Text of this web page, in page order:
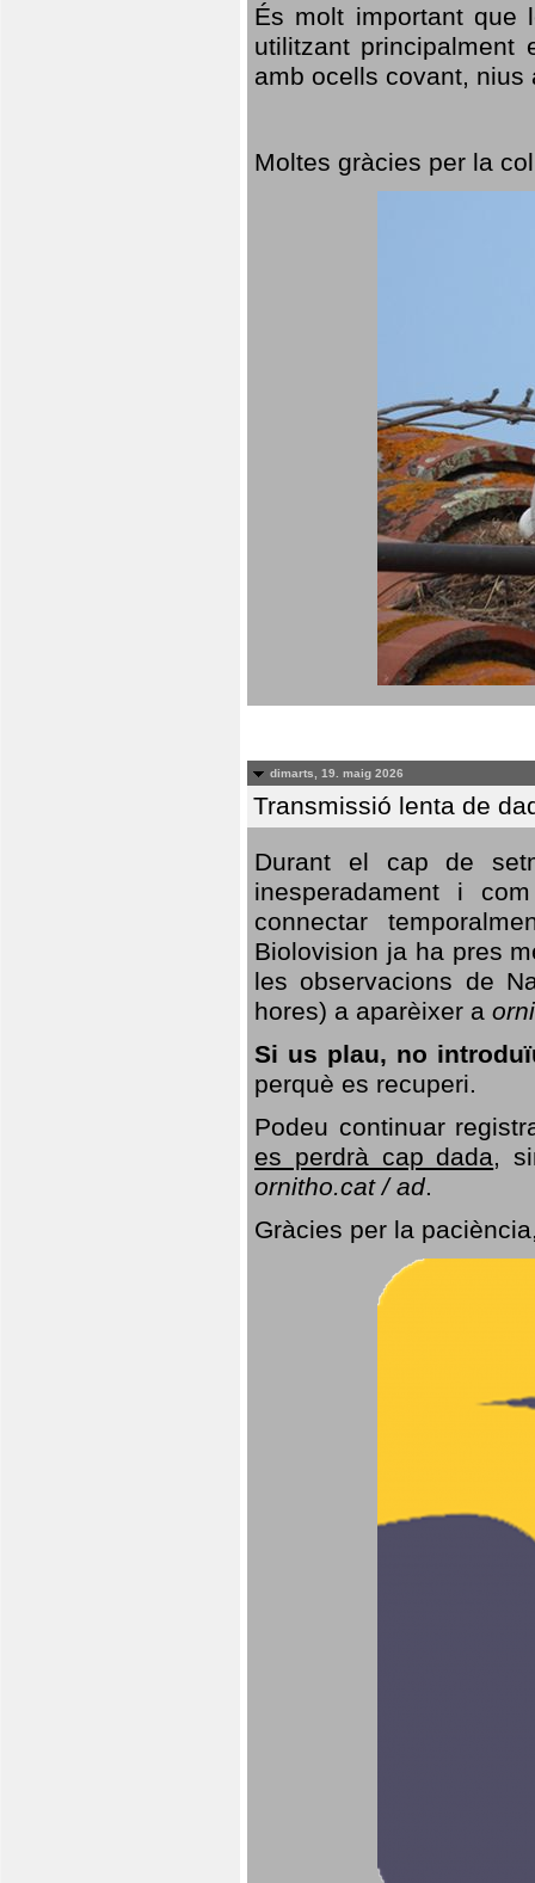
És molt important que
utilitzant
amb ocells covant,
Moltes gràcies per la
dimarts, 19. maig 2026
Transmissió lenta de
Durant el cap de
inesperadament i
connectar
Biolovision ja ha pres
les observacions de
hores) a aparèixer a
Si us plau, no
perquè es recuperi.
Podeu continuar
es perdrà cap dada,
ornitho.cat / ad.
Gràcies per la